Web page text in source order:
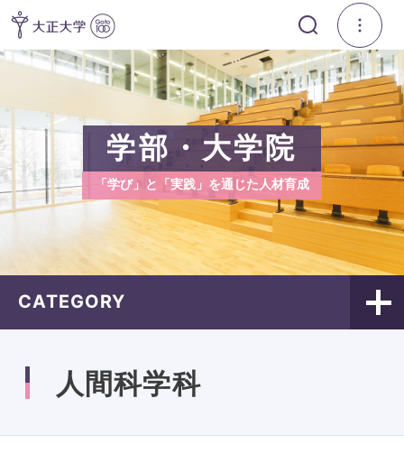
学部・大学院
「学び」と「実践」を通じた人材育成
CATEGORY
人間科学科